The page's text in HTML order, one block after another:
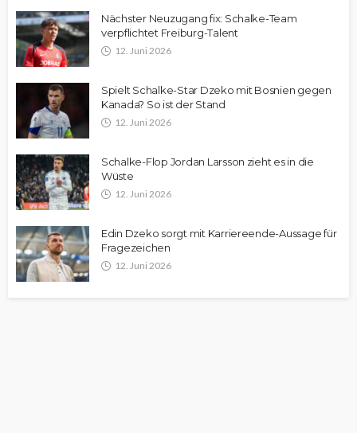
Nächster Neuzugang fix: Schalke-Team
verpflichtet Freiburg-Talent
12. Juni 2026
Spielt Schalke-Star Dzeko mit Bosnien gegen
Kanada? So ist der Stand
12. Juni 2026
Schalke-Flop Jordan Larsson zieht es in die
Wüste
12. Juni 2026
Edin Dzeko sorgt mit Karriereende-Aussage für
Fragezeichen
12. Juni 2026